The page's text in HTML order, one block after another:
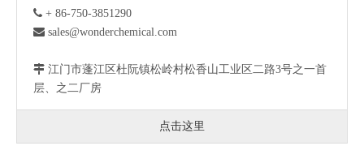
 + 86-750-3851290
 sales@wonderchemical.com
 江门市蓬江区杜阮镇松岭村松香山工业区二路3号之一首
层、之二厂房
点击这里